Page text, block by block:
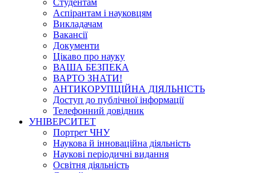
Аспірантам і науковцям
Викладачам
Вакансії
Документи
Цікаво про науку
ВАША БЕЗПЕКА
ВАРТО ЗНАТИ!
АНТИКОРУПЦІЙНА ДІЯЛЬНІСТЬ
Доступ до публічної інформації
Телефонний довідник
УНІВЕРСИТЕТ
Портрет ЧНУ
Наукова й інноваційна діяльність
Наукові періодичні видання
Освітня діяльність